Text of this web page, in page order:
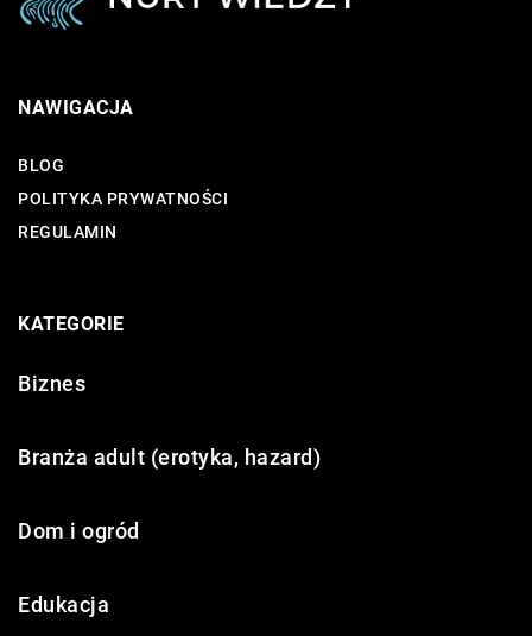
NAWIGACJA
BLOG
POLITYKA PRYWATNOŚCI
REGULAMIN
KATEGORIE
Biznes
Branża adult (erotyka, hazard)
Dom i ogród
Edukacja